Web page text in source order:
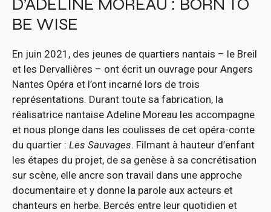
D’ADELINE MOREAU : BORN TO
BE WISE
En juin 2021, des jeunes de quartiers nantais – le Breil
et les Dervallières – ont écrit un ouvrage pour Angers
Nantes Opéra et l’ont incarné lors de trois
représentations. Durant toute sa fabrication, la
réalisatrice nantaise Adeline Moreau les accompagne
et nous plonge dans les coulisses de cet opéra-conte
du quartier : Les Sauvages. Filmant à hauteur d’enfant
les étapes du projet, de sa genèse à sa concrétisation
sur scène, elle ancre son travail dans une approche
documentaire et y donne la parole aux acteurs et
chanteurs en herbe. Bercés entre leur quotidien et